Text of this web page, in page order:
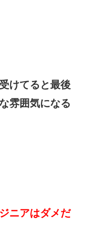
けてると最後
雰囲気になる
ニアはダメだ